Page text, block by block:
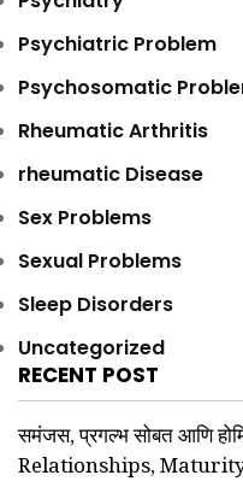
Psychiatric Problem
Psychosomatic
Rheumatic Arthritis
rheumatic Disease
Sex Problems
Sexual Problems
Sleep Disorders
Uncategorized
RECENT POST
समंजस, प्रगल्भ सोबत आणि
Relationships,